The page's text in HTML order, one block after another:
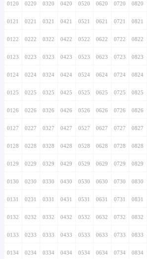
0120 0220 0320 0420 0520 0620 0720 0820
0121 0221 0321 0421 0521 0621 0721 0821
0122 0222 0322 0422 0522 0622 0722 0822
0123 0223 0323 0423 0523 0623 0723 0823
0124 0224 0324 0424 0524 0624 0724 0824
0125 0225 0325 0425 0525 0625 0725 0825
0126 0226 0326 0426 0526 0626 0726 0826
0127 0227 0327 0427 0527 0627 0727 0827
0128 0228 0328 0428 0528 0628 0728 0828
0129 0229 0329 0429 0529 0629 0729 0829
0130 0230 0330 0430 0530 0630 0730 0830
0131 0231 0331 0431 0531 0631 0731 0831
0132 0232 0332 0432 0532 0632 0732 0832
0133 0233 0333 0433 0533 0633 0733 0833
0134 0234 0334 0434 0534 0634 0734 0834